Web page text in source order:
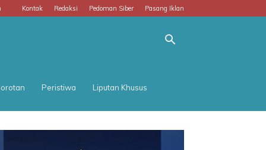
Kontak Redaksi Pedoman Siber Pasang Iklan
Peristiwa Liputan Khusus